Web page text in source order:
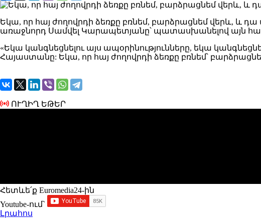
Եկա, որ հայ ժողովրդի ձեռքը բռնեմ, բարձրացնեմ վերև, և դա
առաջնորդ Սամվել Կարապետյանը՝ պատասխանելով այն
«Եկա կանգնեցնելու այս ապօրինությունները, եկա
Հայաստանը: Եկա, որ հայ ժողովրդի ձեռքը բռնեմ՝
ՈՒՂԻՂ ԵԹԵՐ
Հետևե՛ք Euromedia24-ին
Youtube-ում`
Լրահոս